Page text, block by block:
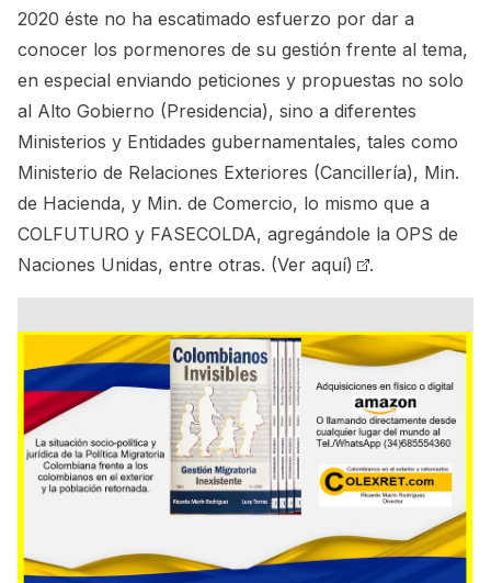
2020 éste no ha escatimado esfuerzo por dar a
conocer los pormenores de su gestión frente al tema,
en especial enviando peticiones y propuestas no solo
al Alto Gobierno (Presidencia), sino a diferentes
Ministerios y Entidades gubernamentales, tales como
Ministerio de Relaciones Exteriores (Cancillería), Min.
de Hacienda, y Min. de Comercio, lo mismo que a
COLFUTURO y FASECOLDA, agregándole la OPS de
Naciones Unidas, entre otras. (Ver aquí) .